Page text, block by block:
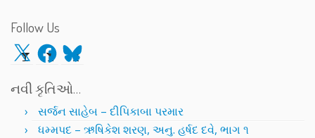
Follow Us
X Facebook
Bluesky
નવી કૃતિઓ…
સર્જન સાહેબ – દીપિકાબા પરમાર
ધમ્મપદ – ઋષિકેશ શરણ, અનુ. હર્ષદ દવે, ભાગ ૧